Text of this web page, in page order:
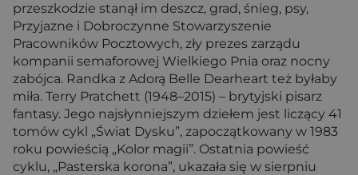
przeszkodzie stanął im deszcz, grad, śnieg, psy,
Przyjazne i Dobroczynne Stowarzyszenie
Pracowników Pocztowych, zły prezes zarządu
kompanii semaforowej Wielkiego Pnia oraz nocny
zabójca. Randka z Adorą Belle Dearheart też byłaby
miła. Terry Pratchett (1948–2015) – brytyjski pisarz
fantasy. Jego najsłynniejszym dziełem jest liczący 41
tomów cykl „Świat Dysku”, zapoczątkowany w 1983
roku powieścią „Kolor magii”. Ostatnia powieść
cyklu, „Pasterska korona”, ukazała się w sierpniu